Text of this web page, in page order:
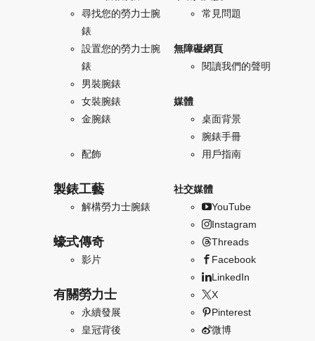
尋找您的勞力士腕
錶
設置您的勞力士腕
錶
男裝腕錶
女裝腕錶
金腕錶
配飾
製錶工藝
解構勞力士腕錶
蠔式傳奇
影片
有關勞力士
永續發展
皇冠背後
常見問題
無障礙網頁
閱讀我們的聲明
媒體
桌面背景
腕錶手冊
用戶指南
社交媒體
YouTube
Instagram
Threads
Facebook
LinkedIn
X
Pinterest
微博